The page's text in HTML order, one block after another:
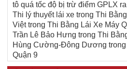
tô quá tốc độ bị trừ điểm GPLX
Thi lý thuyết lái xe trong Thi
Việttrong Thi Bằng Lái Xe Máy
Trần Lê Bảo Hưng trong Thi
Hùng Cường-Đông Dương trong
Quận 9